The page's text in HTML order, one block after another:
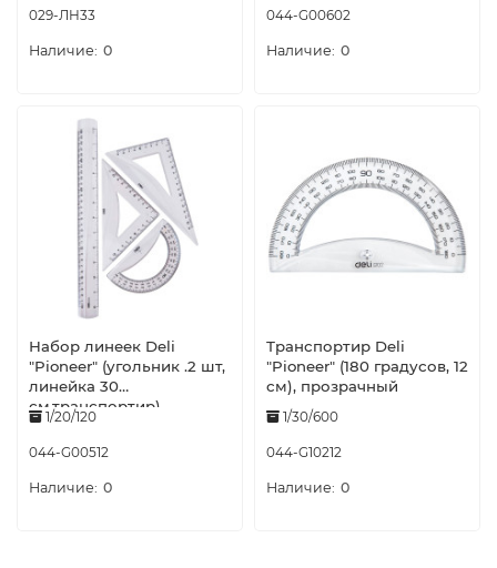
029-ЛН33
0
044-G00602
0
Набор линеек Deli
"Pioneer" (угольник .2 шт,
линейка 30
см,транспортир)
1/20/120
044-G00512
0
Транспортир Deli
"Pioneer" (180 градусов, 12
см), прозрачный
1/30/600
044-G10212
0